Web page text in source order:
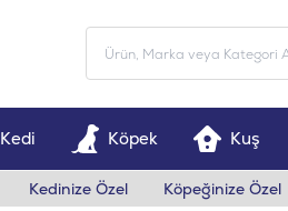
Kedi Köpek Kuş
Kedinize Özel Köpeğinize Özel